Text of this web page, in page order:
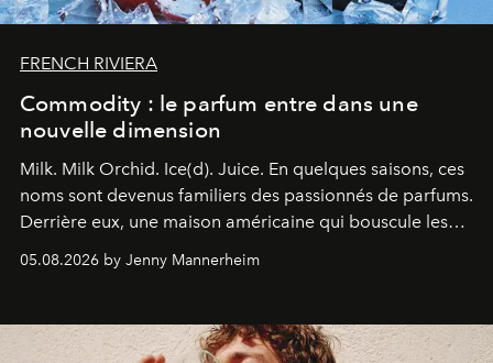
FRENCH RIVIERA
Commodity : le parfum entre dans une
nouvelle dimension
Milk. Milk Orchid. Ice(d). Juice. En quelques saisons, ces
noms sont devenus familiers des passionnés de parfums.
Derrière eux, une maison américaine qui bouscule les
codes de la parfumerie contemporaine en proposant
une approche aussi intuitive que personnelle :
05.08.2026 by Jenny Mannerheim